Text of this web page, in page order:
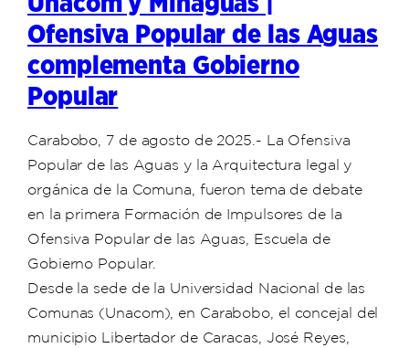
Ofensiva Popular de las Aguas
complementa Gobierno
Popular
Carabobo, 7 de agosto de 2025.- La Ofensiva
Popular de las Aguas y la Arquitectura legal y
orgánica de la Comuna, fueron tema de debate
en la primera Formación de Impulsores de la
Ofensiva Popular de las Aguas, Escuela de
Gobierno Popular.
Desde la sede de la Universidad Nacional de las
Comunas (Unacom), en Carabobo, el concejal del
municipio Libertador de Caracas, José Reyes,